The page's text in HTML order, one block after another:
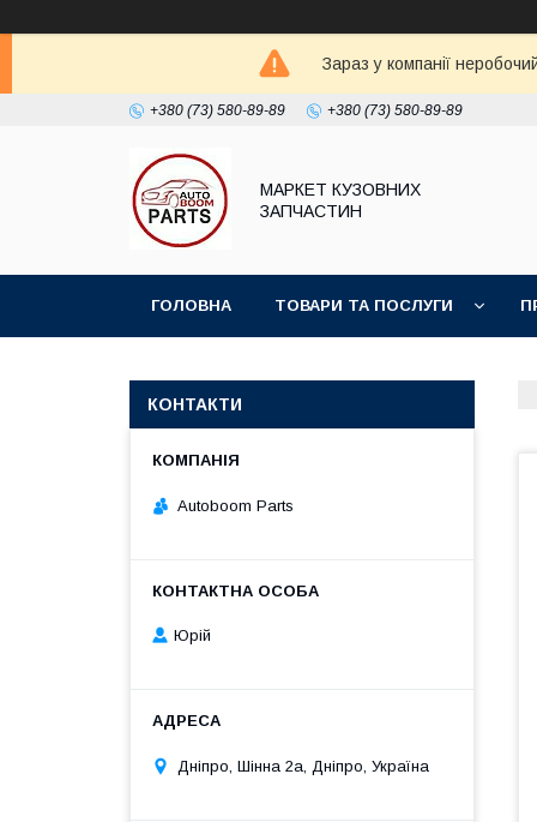
Зараз у компанії
+380 (73) 580-89-89 +380 (73) 580-89-89
МАРКЕТ КУЗОВНИХ
ЗАПЧАСТИН
ГОЛОВНА ТОВАРИ ТА ПОСЛУГИ
КОНТАКТИ
Autoboom Parts
Юрій
Дніпро, Шінна 2а, Дніпро, Україна